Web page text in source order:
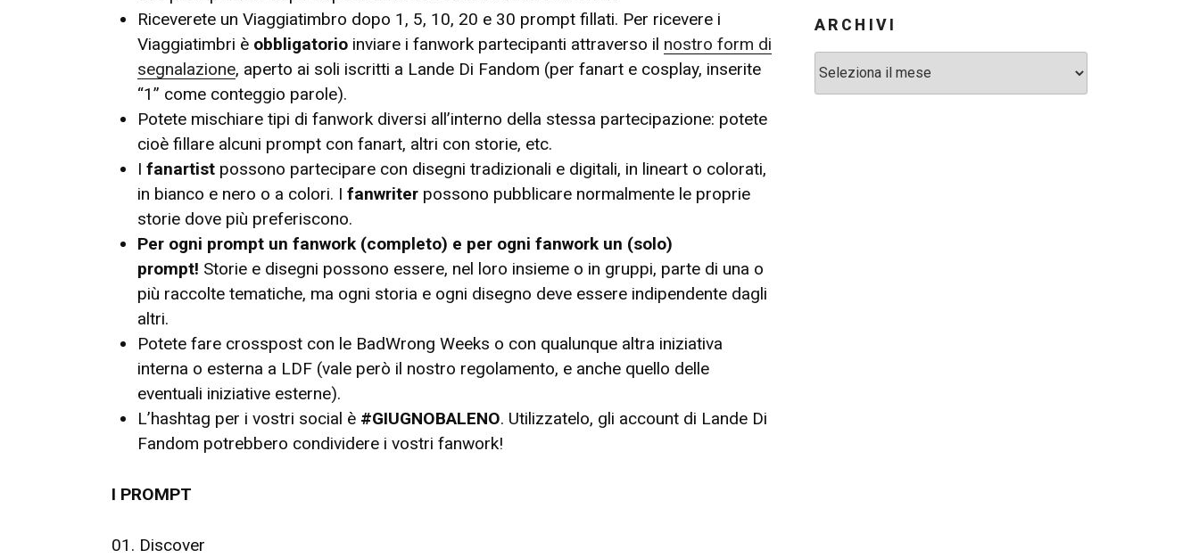
Riceverete un Viaggiatimbro dopo 1, 5, 10, 20 e 30 prompt fillati. Per ricevere i
Viaggiatimbri è obbligatorioinviare i fanwork partecipanti attraverso il nostro form di
segnalazione, aperto ai soli iscritti a Lande Di Fandom (per fanart e cosplay, inserite
“1” come conteggio parole).
Potete mischiare tipi di fanwork diversi all’interno della stessa partecipazione: potete
cioè fillare alcuni prompt con fanart, altri con storie, etc.
I fanartistpossono partecipare con disegni tradizionali e digitali, in lineart o colorati,
in bianco e nero o a colori. I fanwriterpossono pubblicare normalmente le proprie
storie dove più preferiscono.
Per ogni prompt un fanwork (completo) e per ogni fanwork un (solo)
prompt! Storie e disegni possono essere, nel loro insieme o in gruppi, parte di una o
più raccolte tematiche, ma ogni storia e ogni disegno deve essere indipendente dagli
altri.
Potete fare crosspost con le BadWrong Weeks o con qualunque altra iniziativa
interna o esterna a LDF (vale però il nostro regolamento, e anche quello delle
eventuali iniziative esterne).
L’hashtag per i vostri social è #GIUGNOBALENO. Utilizzatelo, gli account di Lande Di
Fandom potrebbero condividere i vostri fanwork!
I PROMPT
01. Discover
ARCHIVI